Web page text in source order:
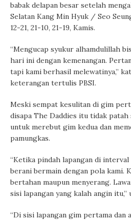
babak delapan besar setelah
Selatan Kang Min Hyuk / Seo
12-21, 21-10, 21-19, Kamis.
“Mengucap syukur alhamdulillah
hari ini dengan kemenangan.
tapi kami berhasil melewatinya,”
keterangan tertulis PBSI.
Meski sempat kesulitan di gim
disapa The Daddies itu tidak patah
untuk merebut gim kedua dan
pamungkas.
“Ketika pindah lapangan di
berani bermain dengan pola kami.
bertahan maupun menyerang.
sisi lapangan yang kalah angin itu,”
“Di sisi lapangan gim pertama dan